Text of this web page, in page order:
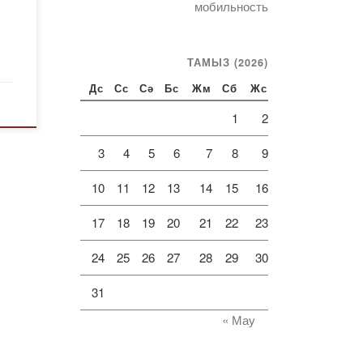
мобильность
ТАМЫЗ (2026)
Дс Сс Сә Бс Жм Сб Жс
1 2
3 4 5 6 7 8 9
10 11 12 13 14 15 16
17 18 19 20 21 22 23
24 25 26 27 28 29 30
31
« Мау